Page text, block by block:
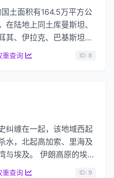
土面积有164.5万平方公
在陆地上同土库曼斯坦、
其、伊拉克、巴基斯坦和
重查询 ID: 8
纠缠在一起，该地域西起
水，北起高加索、里海及
与埃及。 伊朗高原的埃兰
近东历史的一部分。...
重查询 ID: 9